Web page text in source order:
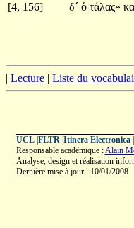
[4, 156]
δ´ ὁ τάλας»
| Lecture | Liste du
UCL| FLTR| Itinera Electronica|
Responsable académique :Alain
Analyse, design et réalisation
Dernière mise à jour : 10/01/2008